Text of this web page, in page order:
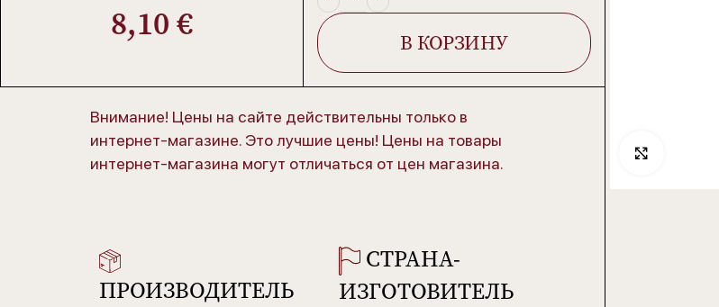
8,10€ В КОРЗИНУ
Внимание! Цены на сайте действительны только в
интернет-магазине. Это лучшие цены! Цены на товары
интернет-магазина могут отличаться от цен магазина.
ПРОИЗВОДИТЕЛЬ
СТРАНА-
ИЗГОТОВИТЕЛЬ